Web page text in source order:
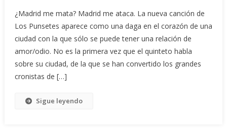
¿Madrid me mata? Madrid me ataca. La nueva canción de
Los Punsetes aparece como una daga en el corazón de una
ciudad con la que sólo se puede tener una relación de
amor/odio. No es la primera vez que el quinteto habla
sobre su ciudad, de la que se han convertido los grandes
cronistas de […]
Sigue leyendo